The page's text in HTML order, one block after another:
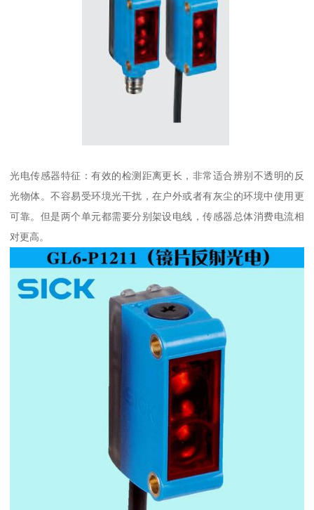
光电传感器特征：有效的检测距离更长，非常适合辨别不透明的反
光物体。不容易受环境光干扰，在户外或者有灰尘的环境中使用更
可靠。但是两个单元都需要分别架设电线，传感器总体消费电流相
对更高。